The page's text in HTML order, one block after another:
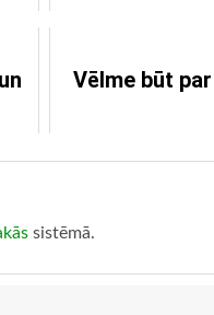
Vēlme būt
sistēmā.